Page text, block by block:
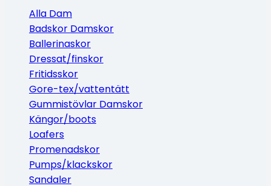
Alla Dam
Badskor Damskor
Ballerinaskor
Dressat/finskor
Fritidsskor
Gore-tex/vattentätt
Gummistövlar Damskor
Kängor/boots
Loafers
Promenadskor
Pumps/klackskor
Sandaler